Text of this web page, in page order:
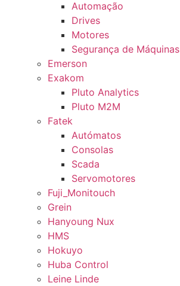
Automação
Drives
Motores
Segurança de Máquinas
Emerson
Exakom
Pluto Analytics
Pluto M2M
Fatek
Autómatos
Consolas
Scada
Servomotores
Fuji_Monitouch
Grein
Hanyoung Nux
HMS
Hokuyo
Huba Control
Leine Linde